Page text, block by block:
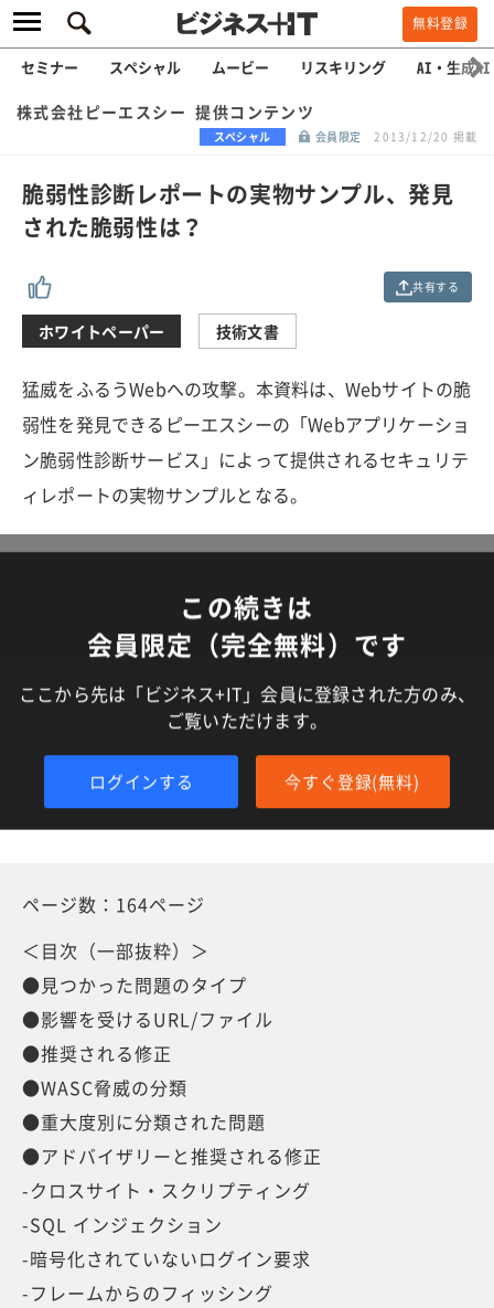
無料登録
セミナー スペシャル ムービー リスキリング AI・生成AI
株式会社ピーエスシー 提供コンテンツ
スペシャル 会員限定 2013/12/20 掲載
脆弱性診断レポートの実物サンプル、発見
された脆弱性は？
共有する
ホワイトペーパー 技術文書
猛威をふるうWebへの攻撃。本資料は、Webサイトの脆
弱性を発見できるピーエスシーの「Webアプリケーショ
ン脆弱性診断サービス」によって提供されるセキュリテ
ィレポートの実物サンプルとなる。
この続きは
会員限定（完全無料）です
ここから先は「ビジネス+IT」会員に登録された方のみ、
ご覧いただけます。
ログインする 今すぐ登録(無料)
ページ数：164ページ
＜目次（一部抜粋）＞
●見つかった問題のタイプ
●影響を受けるURL/ファイル
●推奨される修正
●WASC脅威の分類
●重大度別に分類された問題
●アドバイザリーと推奨される修正
-クロスサイト・スクリプティング
-SQL インジェクション
-暗号化されていないログイン要求
-フレームからのフィッシング